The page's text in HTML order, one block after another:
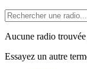
Aucune radio
Essayez un autre